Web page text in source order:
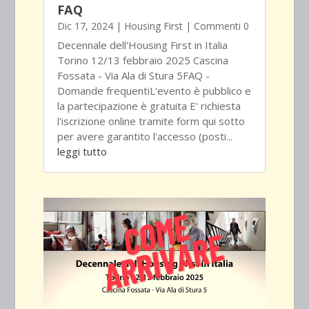
FAQ
Dic 17, 2024| Housing First| Commenti 0
Decennale dell'Housing First in Italia
Torino 12/13 febbraio 2025 Cascina
Fossata - Via Ala di Stura 5FAQ -
Domande frequentiL'evento è pubblico e
la partecipazione è gratuita E' richiesta
l'iscrizione online tramite form qui sotto
per avere garantito l'accesso (posti...
leggi tutto